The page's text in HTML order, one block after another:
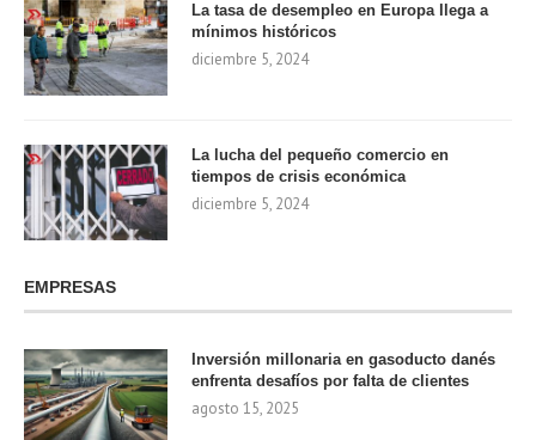
La tasa de desempleo en Europa llega a
mínimos históricos
diciembre 5, 2024
La lucha del pequeño comercio en
tiempos de crisis económica
diciembre 5, 2024
EMPRESAS
Inversión millonaria en gasoducto danés
enfrenta desafíos por falta de clientes
agosto 15, 2025